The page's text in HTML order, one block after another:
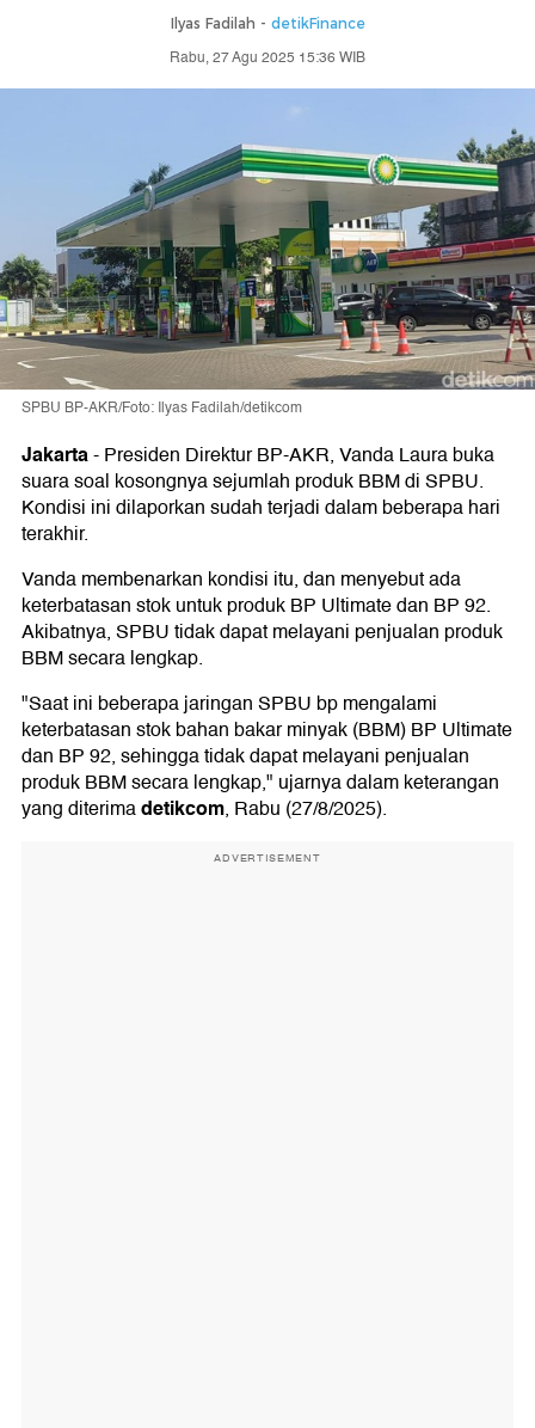
Ilyas Fadilah - detikFinance
Rabu, 27 Agu 2025 15:36 WIB
SPBU BP-AKR/Foto: Ilyas Fadilah/detikcom
Jakarta-Presiden Direktur BP-AKR, Vanda Laura buka
suara soal kosongnya sejumlah produk BBM di SPBU.
Kondisi ini dilaporkan sudah terjadi dalam beberapa hari
terakhir.
Vanda membenarkan kondisi itu, dan menyebut ada
keterbatasan stok untuk produk BP Ultimate dan BP 92.
Akibatnya, SPBU tidak dapat melayani penjualan produk
BBM secara lengkap.
"Saat ini beberapa jaringan SPBU bp mengalami
keterbatasan stok bahan bakar minyak (BBM) BP Ultimate
dan BP 92, sehingga tidak dapat melayani penjualan
produk BBM secara lengkap," ujarnya dalam keterangan
yang diterimadetikcom, Rabu (27/8/2025).
ADVERTISEMENT